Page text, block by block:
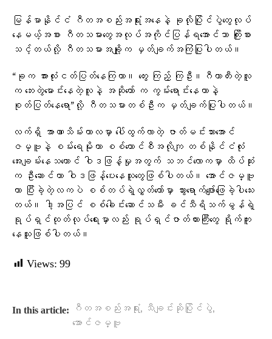
မြန်မာနိုင်ငံ ဂီတအစည်းအရုံးအနေနဲ့ ခုလိုပြိုင်ပွဲတွေလုပ်
နေမယ့်အစား ဂီတသမားတွေအလုပ်အကိုင်ပြန်ရအောင်သာ ကြိုးစား
သင့်တယ်လို့ ဂီတသမားအချို့က မှတ်ချက်အကြံပြုပါတယ်။
“ခုက အားလုံးငတ်ပြတ်နေကြတာ။ တွေး ကြည့် ကြဦး။ဂီတာတီးတဲ့လူ
က ဘေးတွဲမောင်းနေတဲ့လူနဲ့ အဆိုတော် က ကွမ်းရောင်းနေတာနဲ့
စုတ်ပြတ်နေရော”လို့ ဂီတသမားတစ်ဦးက မှတ်ချက်ပြုပါတယ်။
လက်ရှိ အာဏာသိမ်းကာလမှာ ပေါ်ထွက်လာတဲ့ ဇာတ်မင်းသားအောင်
ဇမ္ဗူနဲ့ စမ်းရေမိုးဟာ စစ်ကောင်စီအလိုကျ တစ်နိုင်ငံလုံး
အေးချမ်းနေသယောင် ဝါဒဖြန့်မှုအတွက် သဘင်လောကမှာ ထိပ်ဆုံး
က ဦးဆောင်ကာ ဝါဒဖြန့်ပေးနေသူတွေဖြစ်ပါတယ်။ အောင်ဇမ္ဗူ
ဟာ ပြီးခဲ့တဲ့လကပဲ စစ်တပ်ရဲ့လွှတ်တော်မှာ သွားရောက်ဖျော်ဖြေခဲ့ပါသေး
တယ်။ ဒါ့အပြင် စစ်ခေါင်းဆောင်သမီး ခင်သီရိသက်မွန်ရဲ့
ရုပ်ရှင်ထုတ်လုပ်ရေးမှာလည်း ရုပ်ရှင်ဇာတ်ကားကြီးတွေ ရိုက်ကူး
နေသူဖြစ်ပါတယ်။
Views: 99
In this article: ဂီတအစည်းအရုံး, သီချင်းဆိုပြိုင်ပွဲ,
အောင်ဇမ္ဗူ